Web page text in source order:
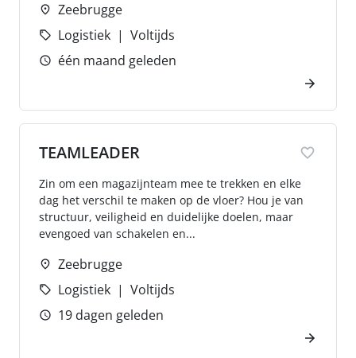
Zeebrugge
Logistiek
Voltijds
één maand geleden
TEAMLEADER
Zin om een magazijnteam mee te trekken en elke
dag het verschil te maken op de vloer? Hou je van
structuur, veiligheid en duidelijke doelen, maar
evengoed van schakelen en...
Zeebrugge
Logistiek
Voltijds
19 dagen geleden